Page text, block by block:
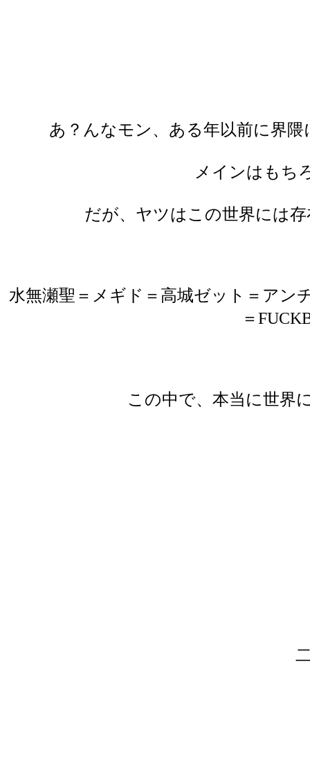
あ？んなモン、ある年以前に界
メインはもち
だが、ヤツはこの世界には
水無瀬聖＝メギド＝高城ゼット＝アン
＝
この中で、本当に世界